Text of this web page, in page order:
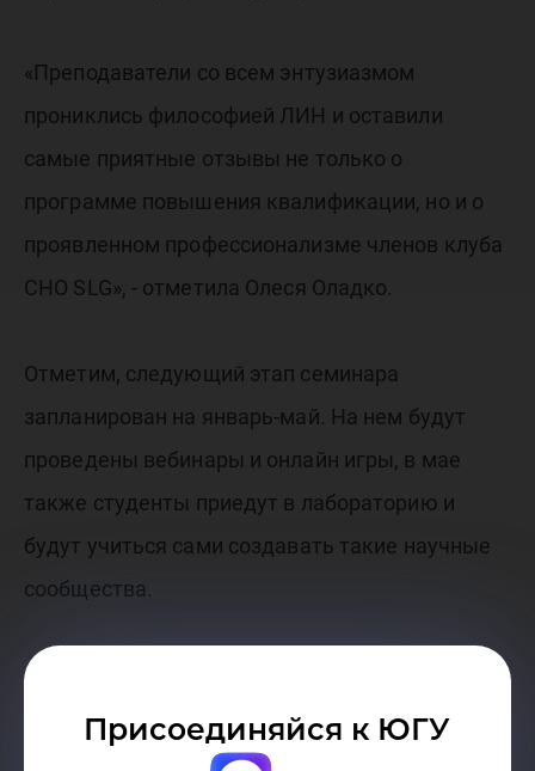
Присоединяйся к ЮГУ
«Преподаватели со всем энтузиазмом
прониклись философией ЛИН и оставили
самые приятные отзывы не только о
программе повышения квалификации, но и о
проявленном профессионализме членов клуба
СНО SLG», - отметила Олеся Оладко.
Отметим, следующий этап семинара
запланирован на январь-май. На нем будут
проведены вебинары и онлайн игры, в мае
также студенты приедут в лабораторию и
будут учиться сами создавать такие научные
сообщества.
Справочно:
Студенческое научное общество (СНО)